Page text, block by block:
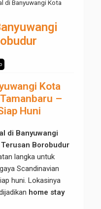
di Banyuwangi Kota
Kota
–
Huni
di Banyuwangi
Terusan Borobudur
langka untuk
Scandinavian
huni. Lokasinya
home stay